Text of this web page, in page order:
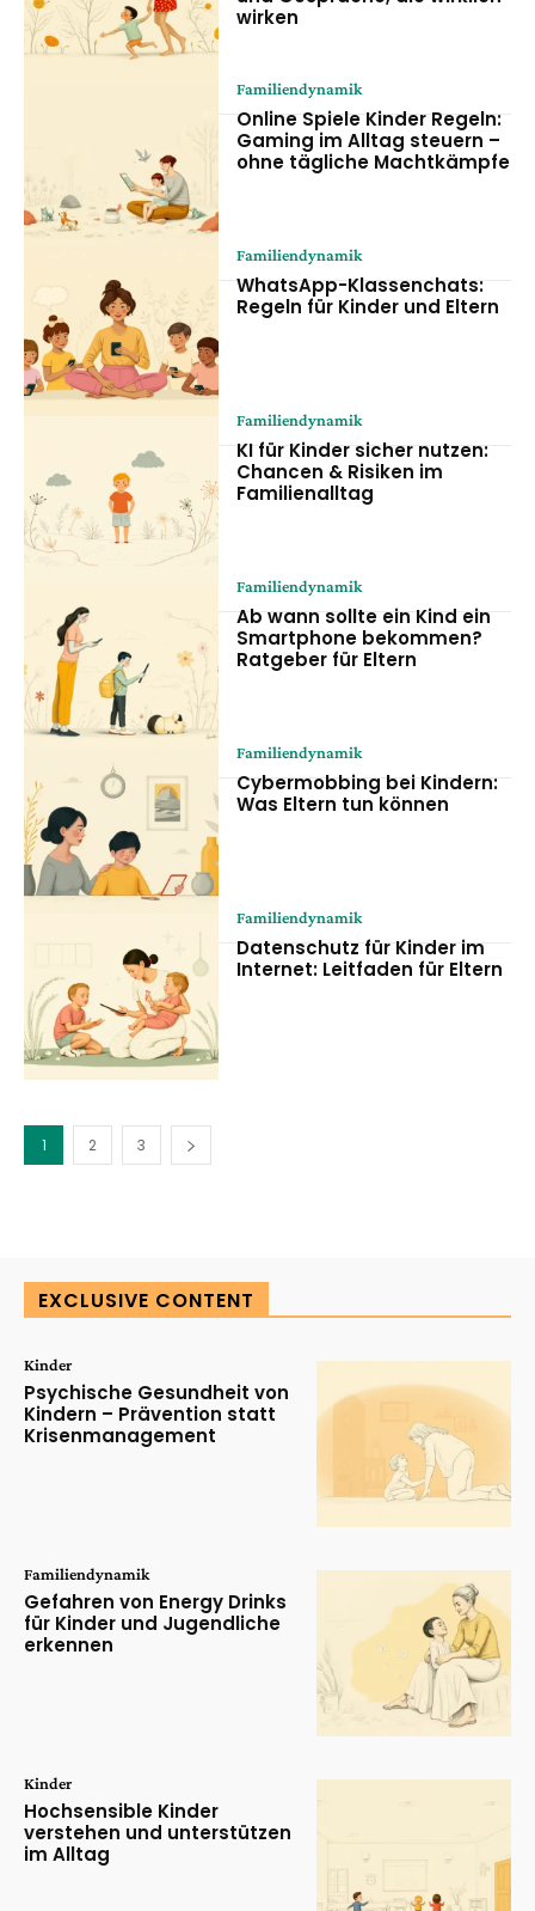
wirken
Familiendynamik
Online Spiele Kinder Regeln:
Gaming im Alltag steuern –
ohne tägliche Machtkämpfe
Familiendynamik
WhatsApp-Klassenchats:
Regeln für Kinder und Eltern
Familiendynamik
KI für Kinder sicher nutzen:
Chancen & Risiken im
Familienalltag
Familiendynamik
Ab wann sollte ein Kind ein
Smartphone bekommen?
Ratgeber für Eltern
Familiendynamik
Cybermobbing bei Kindern:
Was Eltern tun können
Familiendynamik
Datenschutz für Kinder im
Internet: Leitfaden für Eltern
1 2 3
EXCLUSIVE CONTENT
Kinder
Psychische Gesundheit von
Kindern – Prävention statt
Krisenmanagement
Familiendynamik
Gefahren von Energy Drinks
für Kinder und Jugendliche
erkennen
Kinder
Hochsensible Kinder
verstehen und unterstützen
im Alltag